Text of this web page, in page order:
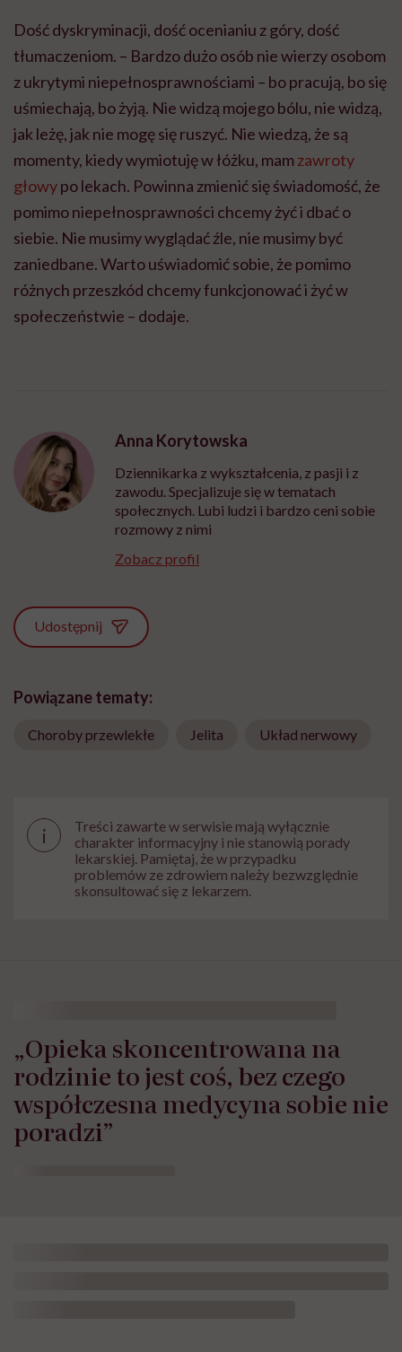
Dość dyskryminacji, dość ocenianiu z góry, dość
tłumaczeniom. – Bardzo dużo osób nie wierzy osobom
z ukrytymi niepełnosprawnościami – bo pracują, bo się
uśmiechają, bo żyją. Nie widzą mojego bólu, nie widzą,
jak leżę, jak nie mogę się ruszyć. Nie wiedzą, że są
momenty, kiedy wymiotuję w łóżku, mamzawroty
głowypo lekach. Powinna zmienić się świadomość, że
pomimo niepełnosprawności chcemy żyć i dbać o
siebie. Nie musimy wyglądać źle, nie musimy być
zaniedbane. Warto uświadomić sobie, że pomimo
różnych przeszkód chcemy funkcjonować i żyć w
społeczeństwie – dodaje.
Anna Korytowska
Dziennikarka z wykształcenia, z pasji i z
zawodu. Specjalizuje się w tematach
społecznych. Lubi ludzi i bardzo ceni sobie
rozmowy z nimi
Zobacz profil
Udostępnij
Powiązane tematy:
Choroby przewlekłe Jelita Układ nerwowy
i
Treści zawarte w serwisie mają wyłącznie
charakter informacyjny i nie stanowią porady
lekarskiej. Pamiętaj, że w przypadku
problemów ze zdrowiem należy bezwzględnie
skonsultować się z lekarzem.
„Opieka skoncentrowana na
rodzinie to jest coś, bez czego
współczesna medycyna sobie nie
poradzi”